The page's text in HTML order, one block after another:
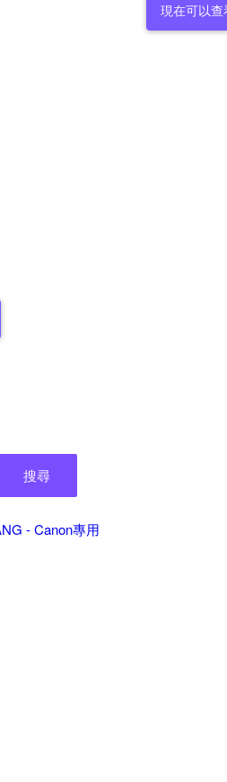
現在可以
搜尋
- Canon專用